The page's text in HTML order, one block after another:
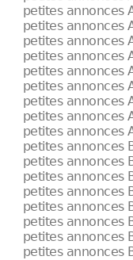
petites annonces
petites annonces
petites annonces
petites annonces
petites annonces
petites annonces
petites annonces
petites annonces
petites annonces
petites annonces
petites annonces
petites annonces
petites annonces
petites annonces
petites annonces
petites annonces
petites annonces